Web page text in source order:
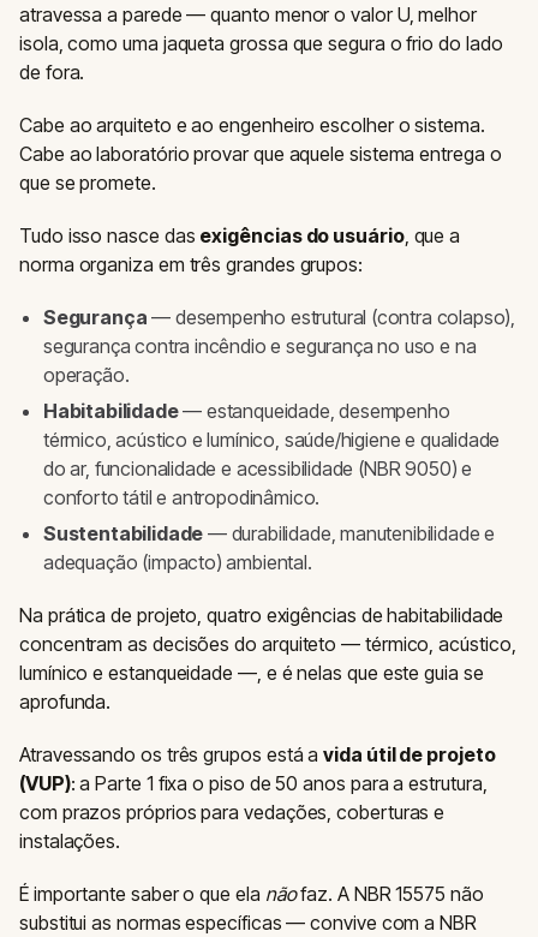
atravessa a parede — quanto menor o valor U, melhor
isola, como uma jaqueta grossa que segura o frio do lado
de fora.
Cabe ao arquiteto e ao engenheiro escolher o sistema.
Cabe ao laboratório provar que aquele sistema entrega o
que se promete.
Tudo isso nasce das exigências do usuário, que a
norma organiza em três grandes grupos:
Segurança — desempenho estrutural (contra colapso),
segurança contra incêndio e segurança no uso e na
operação.
Habitabilidade— estanqueidade, desempenho
térmico, acústico e lumínico, saúde/higiene e qualidade
do ar, funcionalidade e acessibilidade (NBR 9050) e
conforto tátil e antropodinâmico.
Sustentabilidade — durabilidade, manutenibilidade e
adequação (impacto) ambiental.
Na prática de projeto, quatro exigências de habitabilidade
concentram as decisões do arquiteto — térmico, acústico,
lumínico e estanqueidade —, e é nelas que este guia se
aprofunda.
Atravessando os três grupos está avida útil de projeto
(VUP): a Parte 1 fixa o piso de 50 anos para a estrutura,
com prazos próprios para vedações, coberturas e
instalações.
É importante saber o que ela nãofaz. A NBR 15575 não
substitui as normas específicas — convive com a NBR